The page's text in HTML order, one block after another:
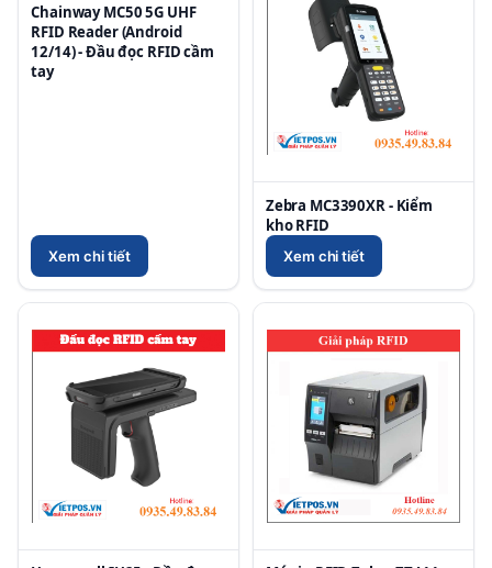
Chainway MC50 5G UHF
RFID Reader (Android
12/14) - Đầu đọc RFID cầm
tay
Xem chi tiết
Zebra MC3390XR - Kiểm
kho RFID
Xem chi tiết